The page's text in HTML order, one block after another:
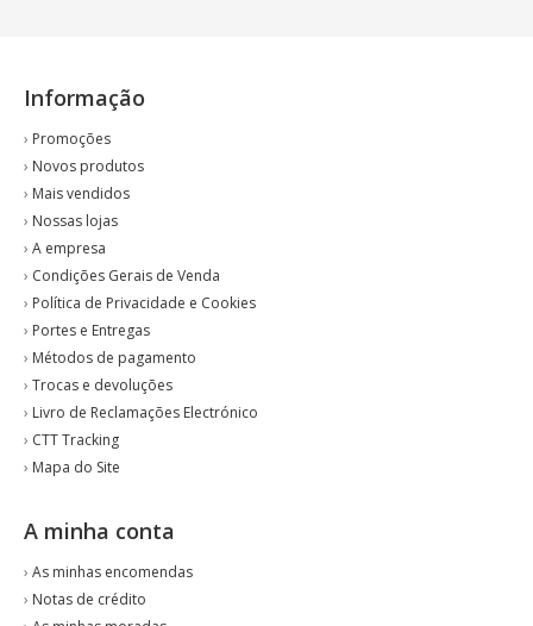
Informação
› Promoções
› Novos produtos
› Mais vendidos
› Nossas lojas
› A empresa
› Condições Gerais de Venda
› Política de Privacidade e Cookies
› Portes e Entregas
› Métodos de pagamento
› Trocas e devoluções
› Livro de Reclamações Electrónico
› CTT Tracking
› Mapa do Site
A minha conta
› As minhas encomendas
› Notas de crédito